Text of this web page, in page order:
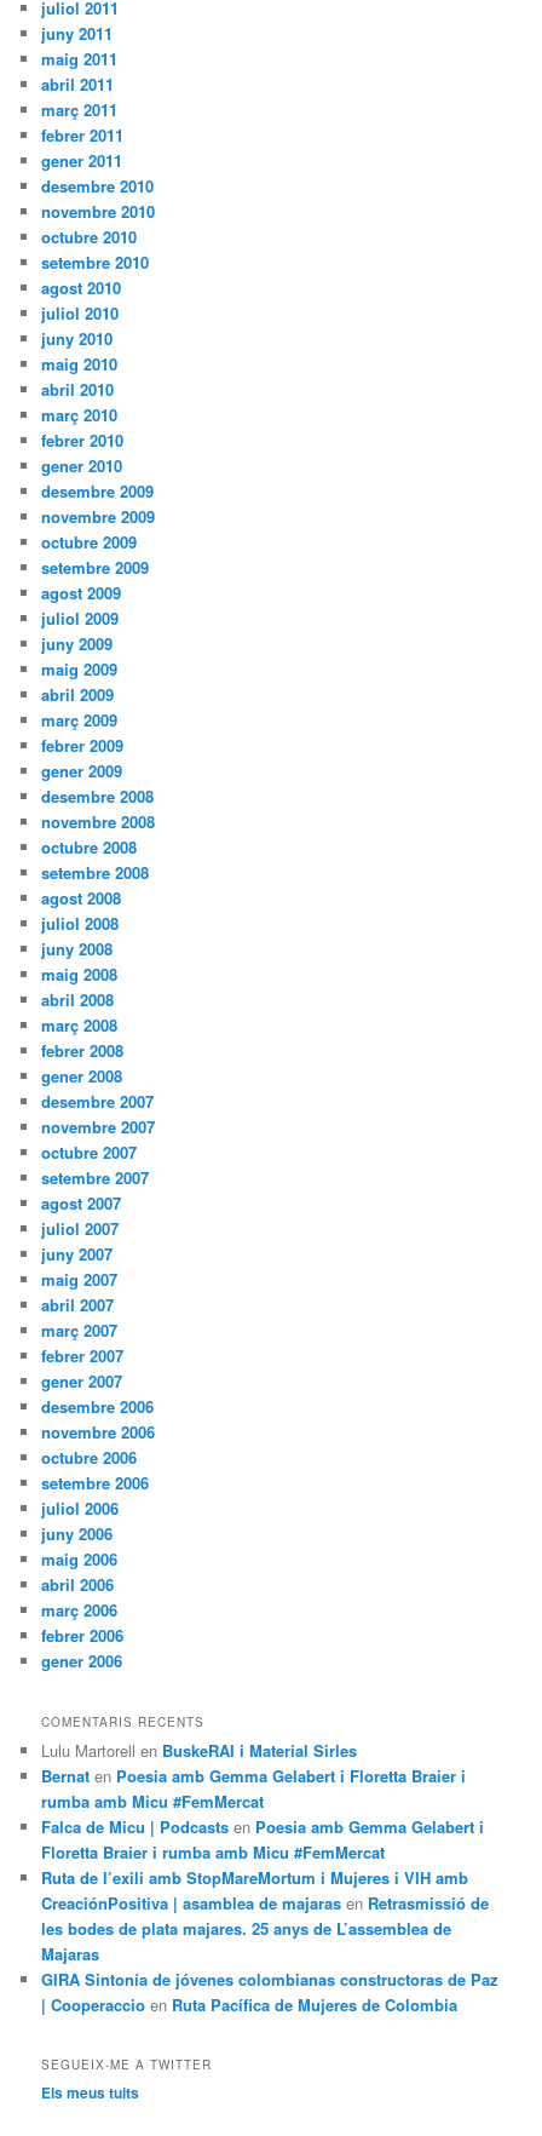
juliol 2011
juny 2011
maig 2011
abril 2011
març 2011
febrer 2011
gener 2011
desembre 2010
novembre 2010
octubre 2010
setembre 2010
agost 2010
juliol 2010
juny 2010
maig 2010
abril 2010
març 2010
febrer 2010
gener 2010
desembre 2009
novembre 2009
octubre 2009
setembre 2009
agost 2009
juliol 2009
juny 2009
maig 2009
abril 2009
març 2009
febrer 2009
gener 2009
desembre 2008
novembre 2008
octubre 2008
setembre 2008
agost 2008
juliol 2008
juny 2008
maig 2008
abril 2008
març 2008
febrer 2008
gener 2008
desembre 2007
novembre 2007
octubre 2007
setembre 2007
agost 2007
juliol 2007
juny 2007
maig 2007
abril 2007
març 2007
febrer 2007
gener 2007
desembre 2006
novembre 2006
octubre 2006
setembre 2006
juliol 2006
juny 2006
maig 2006
abril 2006
març 2006
febrer 2006
gener 2006
COMENTARIS RECENTS
Lulu Martorell en BuskeRAI i Material Sirles
Bernat en Poesia amb Gemma Gelabert i Floretta Braier i
rumba amb Micu #FemMercat
Falca de Micu | Podcasts en Poesia amb Gemma Gelabert i
Floretta Braier i rumba amb Micu #FemMercat
Ruta de l’exili amb StopMareMortum i Mujeres i VIH amb
CreaciónPositiva | asamblea de majaras en Retrasmissió de
les bodes de plata majares. 25 anys de L’assemblea de
Majaras
GIRA Sintonía de jóvenes colombianas constructoras de Paz
| Cooperaccio en Ruta Pacífica de Mujeres de Colombia
SEGUEIX-ME A TWITTER
Els meus tuits